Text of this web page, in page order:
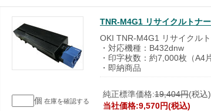
TNR-M4G1 リサイクルトナ
OKI TNR-M4G1 リサイクル
・対応機種：B432dnw
・印字枚数：約7,000枚（A4
・即納商品
個 在庫を確認する
純正標準価格:19,404円(税込)
当社価格:9,570円(税込)